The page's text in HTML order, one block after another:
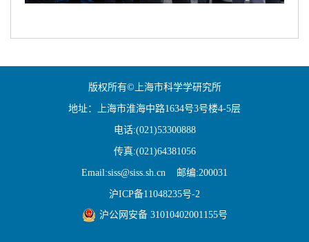
版权所有©上海市科学学研究所
地址：上海市淮海中路1634号3号楼4-5层
电话:(021)53300888
传真:(021)64381056
Email:siss@siss.sh.cn 邮编:200031
沪ICP备11048235号-2
沪公网安备 31010402001155号